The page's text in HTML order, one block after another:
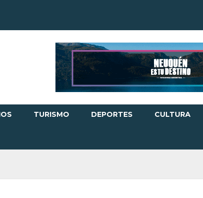
TURISMO DEPORTES CULTURA